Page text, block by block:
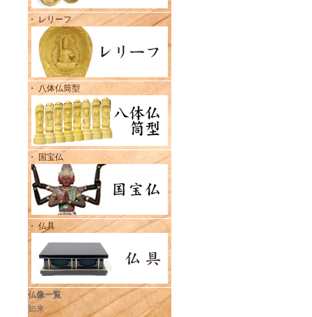
・ レリーフ
・ 八体仏筒型
・ 国宝仏
・ 仏具
仏像一覧
如来